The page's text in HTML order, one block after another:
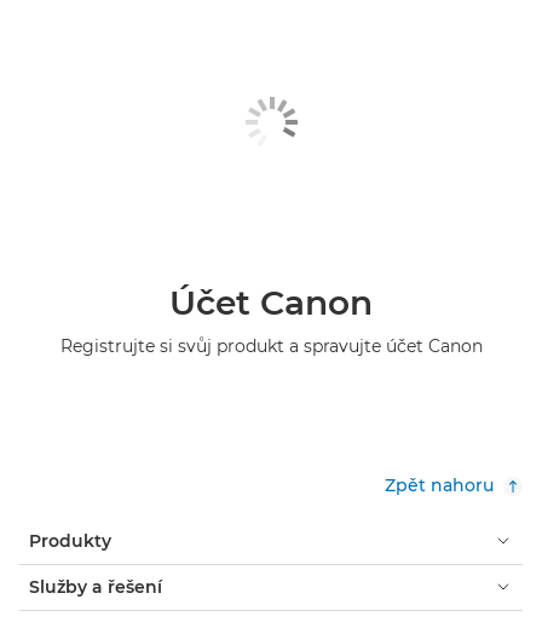
Účet Canon
Registrujte si svůj produkt a spravujte účet Canon
Zpět nahoru
Produkty
Služby a řešení